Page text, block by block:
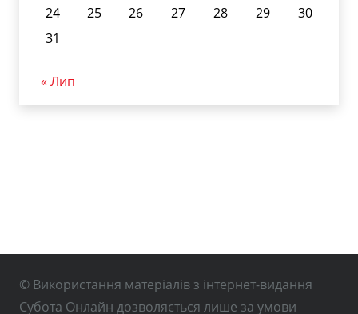
24
25 26 27 28 29
30
31
« Лип
© Використання матеріалів з інтернет-видання
Субота Онлайн дозволяється лише за умови